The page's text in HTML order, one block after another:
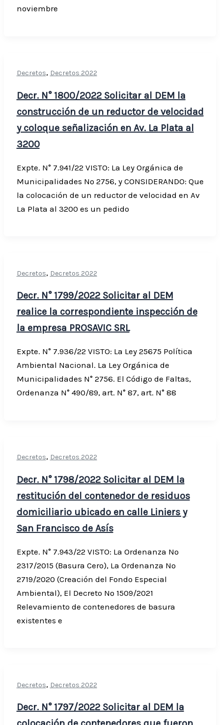
noviembre
Decretos, Decretos 2022
Decr. N° 1800/2022 Solicitar al DEM la
construcción de un reductor de velocidad
y coloque señalización en Av. La Plata al
3200
Expte. N° 7.941/22 VISTO: La Ley Orgánica de
Municipalidades Nº 2756, y CONSIDERANDO: Que
la colocación de un reductor de velocidad en Av
La Plata al 3200 es un pedido
Decretos, Decretos 2022
Decr. N° 1799/2022 Solicitar al DEM
realice la correspondiente inspección de
la empresa PROSAVIC SRL
Expte. N° 7.936/22 VISTO: La Ley 25675 Política
Ambiental Nacional. La Ley Orgánica de
Municipalidades N° 2756. El Código de Faltas,
Ordenanza N° 490/89, art. N° 87, art. N° 88
Decretos, Decretos 2022
Decr. N° 1798/2022 Solicitar al DEM la
restitución del contenedor de residuos
domiciliario ubicado en calle Liniers y
San Francisco de Asís
Expte. N° 7.943/22 VISTO: La Ordenanza Nº
2317/2015 (Basura Cero), La Ordenanza Nº
2719/2020 (Creación del Fondo Especial
Ambiental), El Decreto Nº 1509/2021
Relevamiento de contenedores de basura
existentes e
Decretos, Decretos 2022
Decr. N° 1797/2022 Solicitar al DEM la